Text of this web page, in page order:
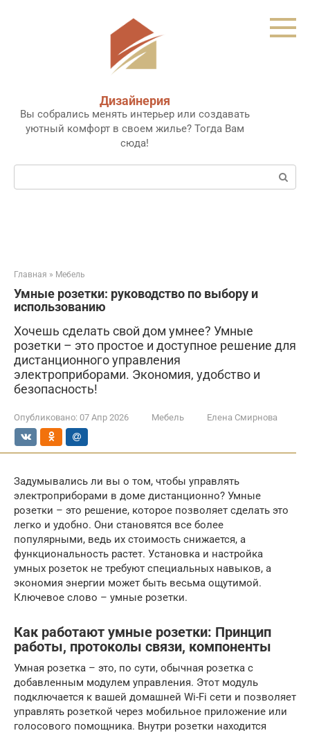
Дизайнерия
Вы собрались менять интерьер или создавать
уютный комфорт в своем жилье? Тогда Вам
сюда!
Поиск:
Главная » Мебель
Умные розетки: руководство по выбору и
использованию
Хочешь сделать свой дом умнее? Умные
розетки – это простое и доступное решение для
дистанционного управления
электроприборами. Экономия, удобство и
безопасность!
Опубликовано: 07 Апр 2026 Мебель Елена Смирнова
Задумывались ли вы о том, чтобы управлять
электроприборами в доме дистанционно? Умные
розетки – это решение, которое позволяет сделать это
легко и удобно. Они становятся все более
популярными, ведь их стоимость снижается, а
функциональность растет. Установка и настройка
умных розеток не требуют специальных навыков, а
экономия энергии может быть весьма ощутимой.
Ключевое слово – умные розетки.
Как работают умные розетки: Принцип
работы, протоколы связи, компоненты
Умная розетка – это, по сути, обычная розетка с
добавленным модулем управления. Этот модуль
подключается к вашей домашней Wi-Fi сети и позволяет
управлять розеткой через мобильное приложение или
голосового помощника. Внутри розетки находится